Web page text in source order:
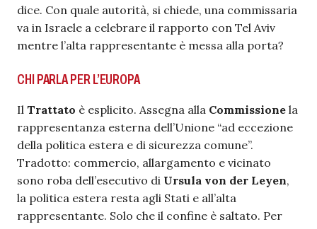
dice. Con quale autorità, si chiede, una commissaria
va in Israele a celebrare il rapporto con Tel Aviv
mentre l’alta rappresentante è messa alla porta?
CHI PARLA PER L’EUROPA
Il Trattato è esplicito. Assegna alla Commissione la
rappresentanza esterna dell’Unione “ad eccezione
della politica estera e di sicurezza comune”.
Tradotto: commercio, allargamento e vicinato
sono roba dell’esecutivo di Ursula von der Leyen,
la politica estera resta agli Stati e all’alta
rappresentante. Solo che il confine è saltato. Per